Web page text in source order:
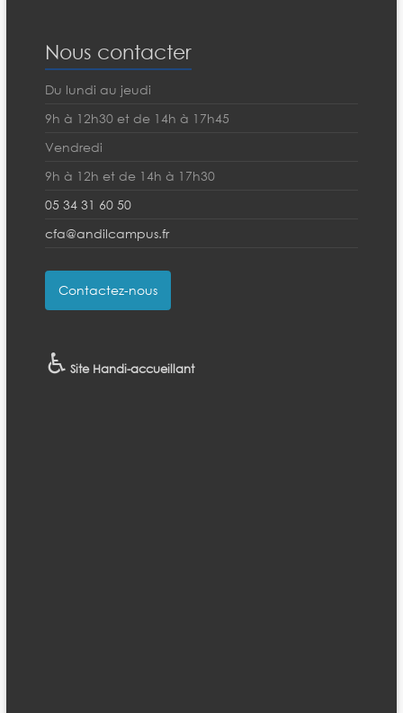
Nous contacter
Du lundi au jeudi
9h à 12h30 et de 14h à 17h45
Vendredi
9h à 12h et de 14h à 17h30
05 34 31 60 50
cfa@andilcampus.fr
Contactez-nous
♿ Site Handi-accueillant